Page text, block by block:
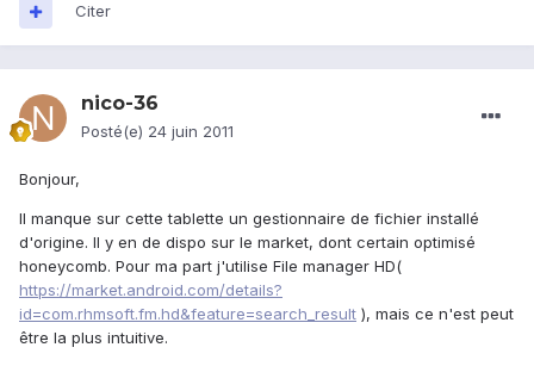
Citer
nico-36
Posté(e) 24 juin 2011
Bonjour,
Il manque sur cette tablette un gestionnaire de fichier installé
d'origine. Il y en de dispo sur le market, dont certain optimisé
honeycomb. Pour ma part j'utilise File manager HD(
https://market.android.com/details?
id=com.rhmsoft.fm.hd&feature=search_result ), mais ce n'est peut
être la plus intuitive.